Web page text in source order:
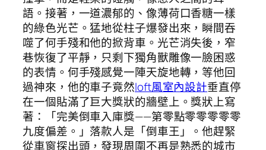
語。接著，一道濃郁的、像薄荷口香糖一樣
的綠色光芒。猛地從柱子爆發出來，瞬間吞
噬了何手殘和他的掀背車。光芒消失後，窄
巷恢復了平靜，只剩下獨角獸雕像一臉困惑
的表情。何手殘感覺一陣天旋地轉，等他回
過神來，他的車子竟然loft風室內設計垂直停
在一個貼滿了巨大獎狀的牆壁上。獎狀上寫
著：「完美倒車入庫獎——第零點零零零零零
九度偏差。」落款人是「倒車王」。他趕緊
從車窗探出頭，發現周圍不再是熟悉的城市